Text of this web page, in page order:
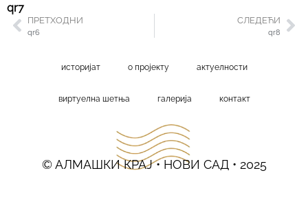
qr7
ПРЕТХОДНИ
qr6
СЛЕДЕЋИ
qr8
историјат о пројекту актуелности
виртуелна шетња галерија контакт
© АЛМАШКИ КРАЈ • НОВИ САД • 2025